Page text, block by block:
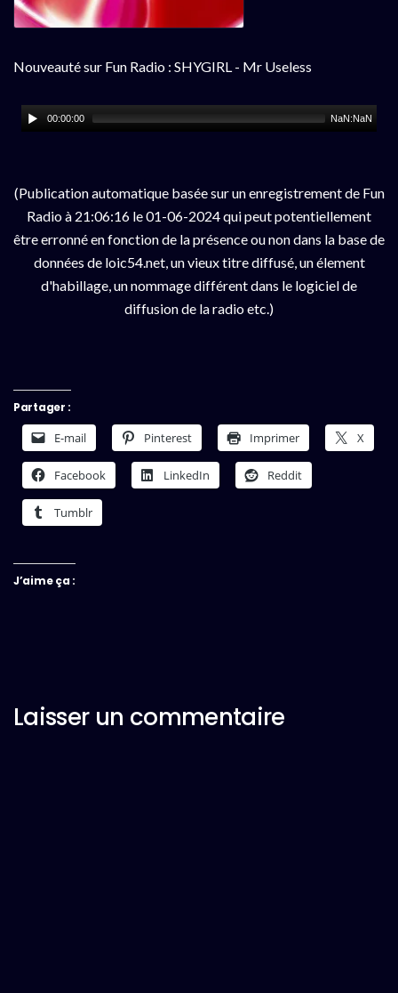
Nouveauté sur Fun Radio : SHYGIRL - Mr Useless
00:00:00 NaN:NaN
(Publication automatique basée sur un enregistrement de Fun
Radio à 21:06:16 le 01-06-2024 qui peut potentiellement
être erronné en fonction de la présence ou non dans la base de
données de loic54.net, un vieux titre diffusé, un élement
d'habillage, un nommage différent dans le logiciel de
diffusion de la radio etc.)
Partager :
E-mail Pinterest Imprimer X
Facebook LinkedIn Reddit
Tumblr
J’aime ça :
Laisser un commentaire